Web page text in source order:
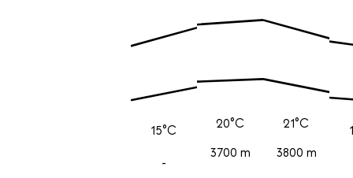
15°C
-
20°C
3700 m
21°C
3800 m